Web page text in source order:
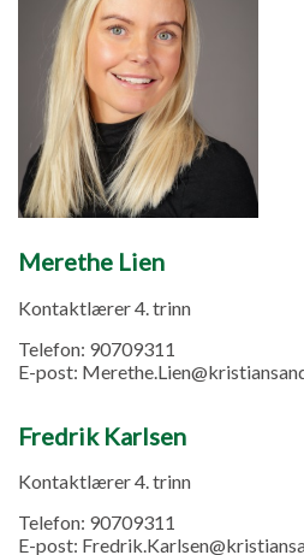
Merethe Lien
Kontaktlærer 4. trinn
Telefon: 90709311
E-post:
Fredrik Karlsen
Kontaktlærer 4. trinn
Telefon: 90709311
E-post: